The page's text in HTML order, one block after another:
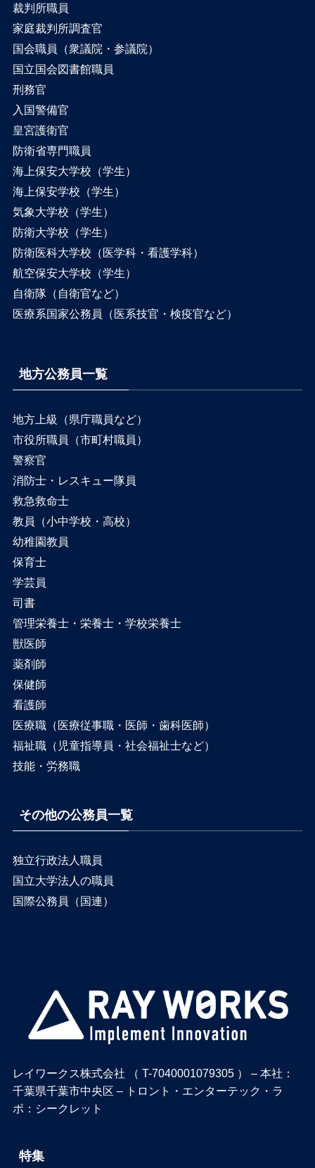
裁判所職員
家庭裁判所調査官
国会職員（衆議院・参議院）
国立国会図書館職員
刑務官
入国警備官
皇宮護衛官
防衛省専門職員
海上保安大学校（学生）
海上保安学校（学生）
気象大学校（学生）
防衛大学校（学生）
防衛医科大学校（医学科・看護学科）
航空保安大学校（学生）
自衛隊（自衛官など）
医療系国家公務員（医系技官・検疫官など）
地方公務員一覧
地方上級（県庁職員など）
市役所職員（市町村職員）
警察官
消防士・レスキュー隊員
救急救命士
教員（小中学校・高校）
幼稚園教員
保育士
学芸員
司書
管理栄養士・栄養士・学校栄養士
獣医師
薬剤師
保健師
看護師
医療職（医療従事職・医師・歯科医師）
福祉職（児童指導員・社会福祉士など）
技能・労務職
その他の公務員一覧
独立行政法人職員
国立大学法人の職員
国際公務員（国連）
レイワークス株式会社 （ T-7040001079305 ） – 本社：
千葉県千葉市中央区 – トロント・エンターテック・ラ
ボ：シークレット
特集